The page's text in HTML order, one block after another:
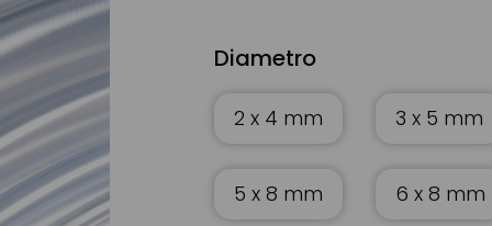
Diametro
2 x 4 mm 3 x 5 mm
5 x 8 mm 6 x 8 mm